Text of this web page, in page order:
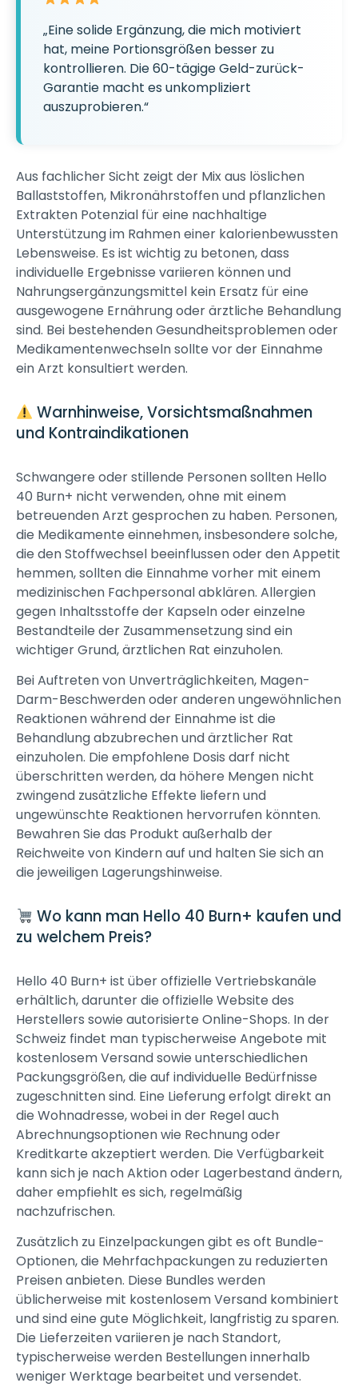
„Eine solide Ergänzung, die mich motiviert
hat, meine Portionsgrößen besser zu
kontrollieren. Die 60-tägige Geld-zurück-
Garantie macht es unkompliziert
auszuprobieren.“
Aus fachlicher Sicht zeigt der Mix aus löslichen
Ballaststoffen, Mikronährstoffen und pflanzlichen
Extrakten Potenzial für eine nachhaltige
Unterstützung im Rahmen einer kalorienbewussten
Lebensweise. Es ist wichtig zu betonen, dass
individuelle Ergebnisse variieren können und
Nahrungsergänzungsmittel kein Ersatz für eine
ausgewogene Ernährung oder ärztliche Behandlung
sind. Bei bestehenden Gesundheitsproblemen oder
Medikamentenwechseln sollte vor der Einnahme
ein Arzt konsultiert werden.
Warnhinweise, Vorsichtsmaßnahmen
und Kontraindikationen
Schwangere oder stillende Personen sollten Hello
40 Burn+ nicht verwenden, ohne mit einem
betreuenden Arzt gesprochen zu haben. Personen,
die Medikamente einnehmen, insbesondere solche,
die den Stoffwechsel beeinflussen oder den Appetit
hemmen, sollten die Einnahme vorher mit einem
medizinischen Fachpersonal abklären. Allergien
gegen Inhaltsstoffe der Kapseln oder einzelne
Bestandteile der Zusammensetzung sind ein
wichtiger Grund, ärztlichen Rat einzuholen.
Bei Auftreten von Unverträglichkeiten, Magen-
Darm-Beschwerden oder anderen ungewöhnlichen
Reaktionen während der Einnahme ist die
Behandlung abzubrechen und ärztlicher Rat
einzuholen. Die empfohlene Dosis darf nicht
überschritten werden, da höhere Mengen nicht
zwingend zusätzliche Effekte liefern und
ungewünschte Reaktionen hervorrufen könnten.
Bewahren Sie das Produkt außerhalb der
Reichweite von Kindern auf und halten Sie sich an
die jeweiligen Lagerungshinweise.
Wo kann man Hello 40 Burn+ kaufen und
zu welchem Preis?
Hello 40 Burn+ ist über offizielle Vertriebskanäle
erhältlich, darunter die offizielle Website des
Herstellers sowie autorisierte Online-Shops. In der
Schweiz findet man typischerweise Angebote mit
kostenlosem Versand sowie unterschiedlichen
Packungsgrößen, die auf individuelle Bedürfnisse
zugeschnitten sind. Eine Lieferung erfolgt direkt an
die Wohnadresse, wobei in der Regel auch
Abrechnungsoptionen wie Rechnung oder
Kreditkarte akzeptiert werden. Die Verfügbarkeit
kann sich je nach Aktion oder Lagerbestand ändern,
daher empfiehlt es sich, regelmäßig
nachzufrischen.
Zusätzlich zu Einzelpackungen gibt es oft Bundle-
Optionen, die Mehrfachpackungen zu reduzierten
Preisen anbieten. Diese Bundles werden
üblicherweise mit kostenlosem Versand kombiniert
und sind eine gute Möglichkeit, langfristig zu sparen.
Die Lieferzeiten variieren je nach Standort,
typischerweise werden Bestellungen innerhalb
weniger Werktage bearbeitet und versendet.